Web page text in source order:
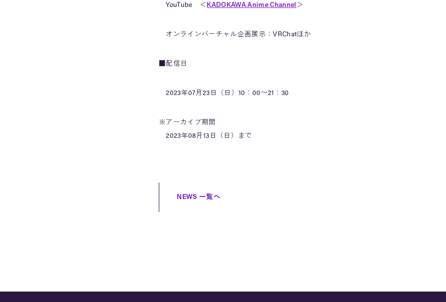
YouTube ＜ KADOKAWA Anime Channel ＞
オンラインバーチャル企画展示：VRChatほか
■配信日
2023年07月23日（日）10：00〜21：30
※アーカイブ期間
2023年08月13日（日）まで
NEWS 一覧へ